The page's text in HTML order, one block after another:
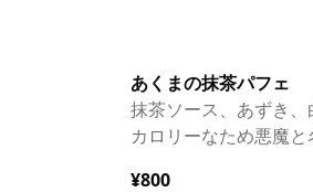
あくまの抹茶パフェ
抹茶ソース、あずき
カロリーなため悪魔
¥800